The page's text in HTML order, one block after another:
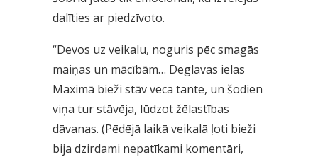
dalīties ar piedzīvoto.
“Devos uz veikalu, noguris pēc smagās
maiņas un mācībām… Deglavas ielas
Maximā bieži stāv veca tante, un šodien
viņa tur stāvēja, lūdzot žēlastības
dāvanas. (Pēdējā laikā veikalā ļoti bieži
bija dzirdami nepatīkami komentāri,